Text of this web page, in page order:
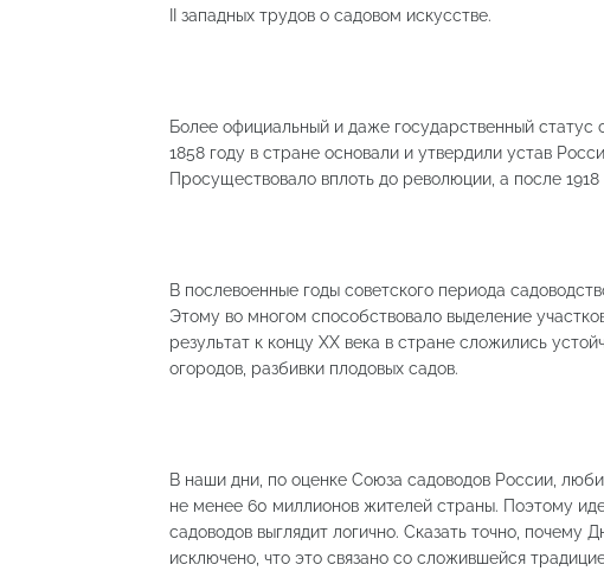
II западных трудов о садовом искусстве.
Более официальный и даже государственный статус
1858 году в стране основали и утвердили устав
Просуществовало вплоть до революции, а после 1918
В послевоенные годы советского периода
Этому во многом способствовало выделение
результат к концу ХХ века в стране сложились
огородов, разбивки плодовых садов.
В наши дни, по оценке Союза садоводов России,
не менее 60 миллионов жителей страны. Поэтому
садоводов выглядит логично. Сказать точно,
исключено, что это связано со сложившейся